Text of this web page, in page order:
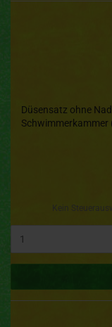
Düsensatz ohne
Schwimmerkammer